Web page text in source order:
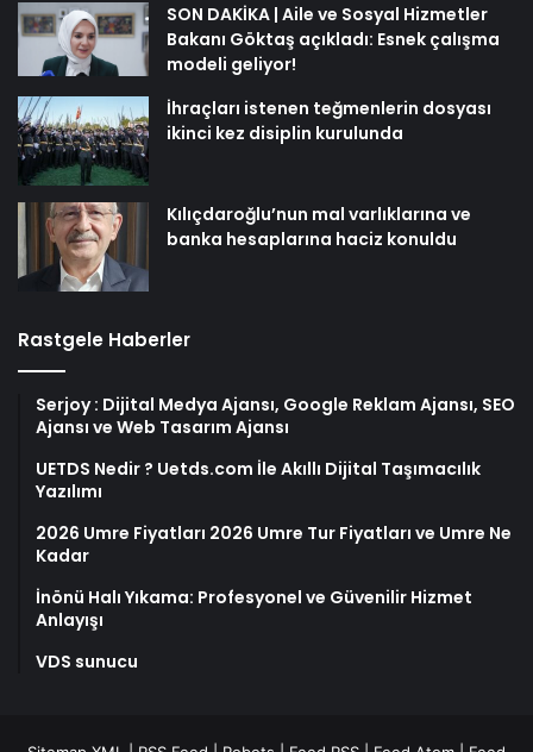
SON DAKİKA | Aile ve Sosyal Hizmetler
Bakanı Göktaş açıkladı: Esnek çalışma
modeli geliyor!
İhraçları istenen teğmenlerin dosyası
ikinci kez disiplin kurulunda
Kılıçdaroğlu’nun mal varlıklarına ve
banka hesaplarına haciz konuldu
Rastgele Haberler
Serjoy : Dijital Medya Ajansı, Google Reklam Ajansı, SEO
Ajansı ve Web Tasarım Ajansı
UETDS Nedir ? Uetds.com İle Akıllı Dijital Taşımacılık
Yazılımı
2026 Umre Fiyatları 2026 Umre Tur Fiyatları ve Umre Ne
Kadar
İnönü Halı Yıkama: Profesyonel ve Güvenilir Hizmet
Anlayışı
VDS sunucu